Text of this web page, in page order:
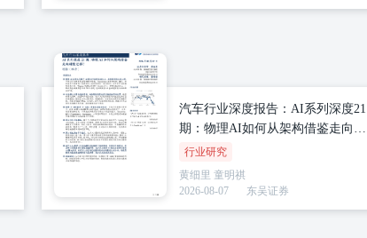
汽车行业深度报告：AI系列深度21
期：物理AI如何从架构借鉴走向模
型迁移？
行业研究
黄细里 童明祺
2026-08-07
东吴证券